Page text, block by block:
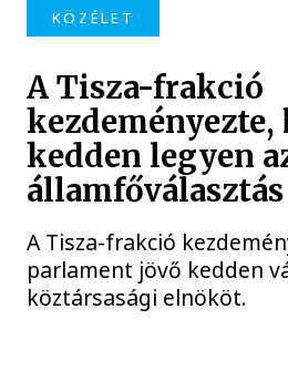
KÖZÉLET
A Tisza-frakció
kedden legyen
államfőválasztás
A Tisza-frakció
parlament jövő kedden
köztársasági elnököt.